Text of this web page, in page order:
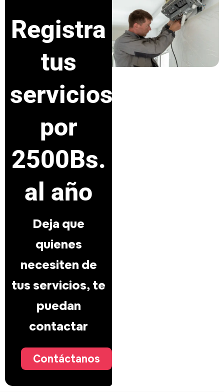
Registra
tus
servicios
por
2500Bs.
al año
Deja que
quienes
necesiten de
tus servicios, te
puedan
contactar
Contáctanos